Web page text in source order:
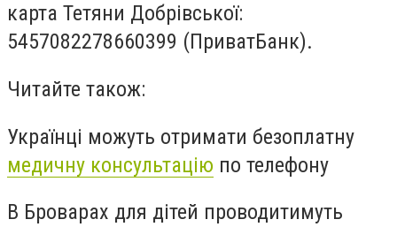
карта Тетяни Добрівської:
5457082278660399 (ПриватБанк).
Читайте також:
Українці можуть отримати безоплатну
медичну консультацію по телефону
В Броварах для дітей проводитимуть